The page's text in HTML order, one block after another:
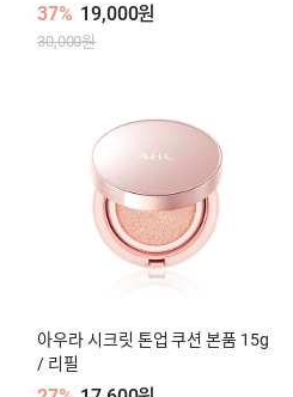
37% 19,000원
30,000원
아우라 시크릿 톤업 쿠션 본품 15g
/ 리필